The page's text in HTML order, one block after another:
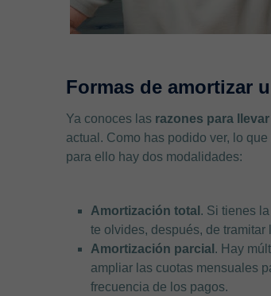
Formas de amortizar
Ya conoces las razones para
actual. Como has podido ver, lo
para ello hay dos modalidades:
Amortización total . Si tienes
te olvides, después, de tramitar
Amortización parcial . Hay
ampliar las cuotas mensuales
frecuencia de los pagos.